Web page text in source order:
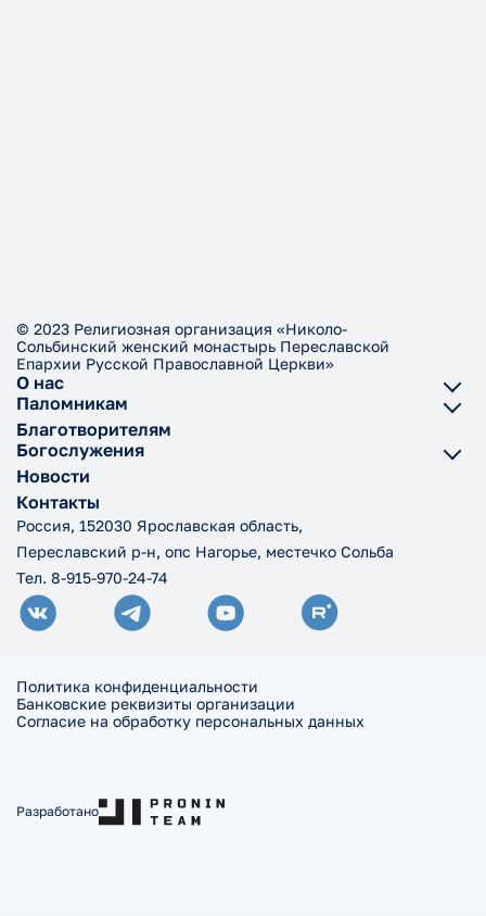
© 2023 Религиозная организация «Николо-
Сольбинский женский монастырь Переславской
Епархии Русской Православной Церкви»
О нас
Паломникам
Благотворителям
Богослужения
Новости
Контакты
Россия, 152030 Ярославская область,
Переславский р-н, опс Нагорье, местечко Сольба
Тел. 8-915-970-24-74
Политика конфиденциальности
Банковские реквизиты организации
Согласие на обработку персональных данных
Разработано